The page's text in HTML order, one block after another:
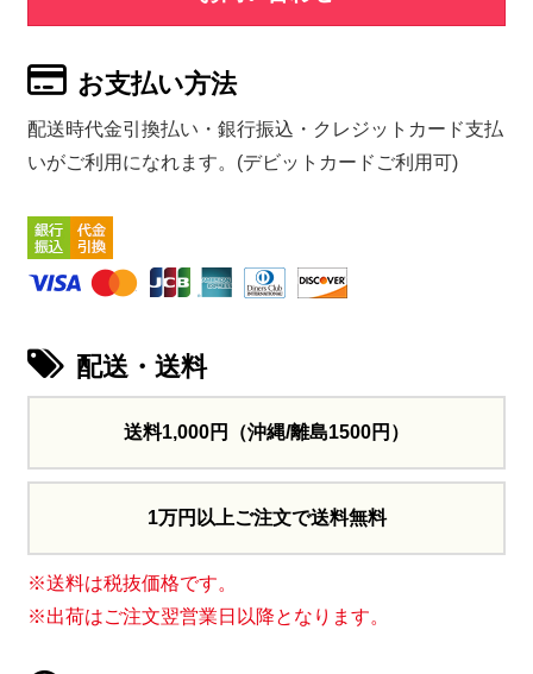
お支払い方法
配送時代金引換払い・銀行振込・クレジットカード支払
いがご利用になれます。(デビットカードご利用可)
配送・送料
送料1,000円 （沖縄/離島1500円）
1万円以上ご注文で送料無料
※送料は税抜価格です。
※出荷はご注文翌営業日以降となります。